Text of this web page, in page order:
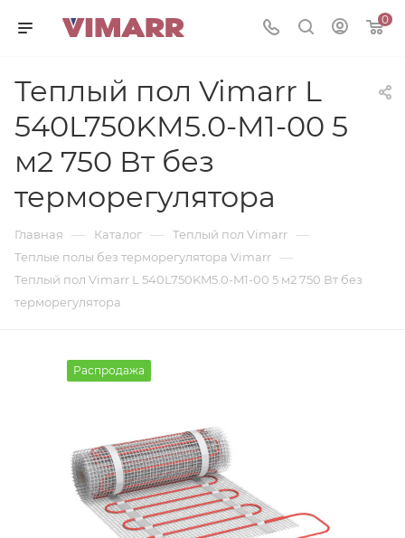
0
Теплый пол Vimarr L
540L750KM5.0-M1-00 5
м2 750 Вт без
терморегулятора
Главная — Каталог — Теплый пол Vimarr —
Теплые полы без терморегулятора Vimarr —
Теплый пол Vimarr L 540L750KM5.0-M1-00 5 м2 750 Вт без
терморегулятора
Распродажа